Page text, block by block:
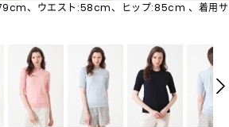
、ウエスト:58cm、ヒップ:85cm 、着用サ